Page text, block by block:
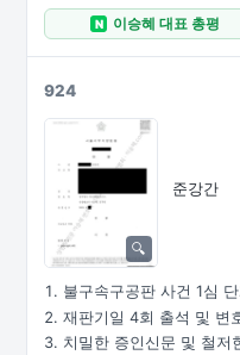
N 이승혜 대표 총평
924
준강간
불구속구공판 사건 1심
재판기일 4회 출석 및 변
치밀한 증인신문 및 철저